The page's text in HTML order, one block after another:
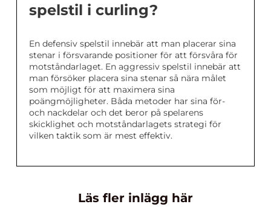
spelstil i curling?
En defensiv spelstil innebär att man placerar sina
stenar i försvarande positioner för att försvåra för
motståndarlaget. En aggressiv spelstil innebär att
man försöker placera sina stenar så nära målet
som möjligt för att maximera sina
poängmöjligheter. Båda metoder har sina för-
och nackdelar och det beror på spelarens
skicklighet och motståndarlagets strategi för
vilken taktik som är mest effektiv.
Läs fler inlägg här